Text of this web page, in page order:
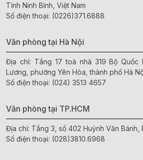
Tỉnh Ninh Bình, Việt Nam
Số điện thoại: (0226)371.6888
Văn phòng tại Hà Nội
Địa chỉ: Tầng 17 toà nhà 319 Bộ Quốc
Lương, phường Yên Hòa, thành phố Hà
Số điện thoại: (024) 3513 4657
Văn phòng tại TP.HCM
Địa chỉ: Tầng 3, số 402 Huỳnh Văn Bánh,
Số điện thoại: (028)3810.6968